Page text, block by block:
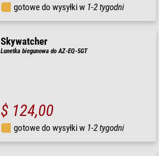
gotowe do wysyłki w 1-2 tygodni
Skywatcher
Lunetka biegunowa do AZ-EQ-5GT
$ 124,00
gotowe do wysyłki w 1-2 tygodni